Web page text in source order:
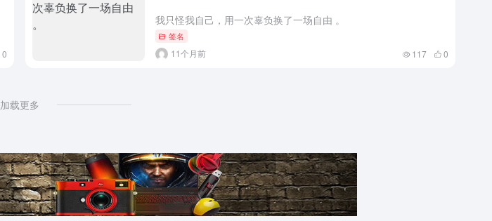
0
我只怪我自己，用一次辜负换了一场自由 。
签名
11个月前 117 0
加载更多